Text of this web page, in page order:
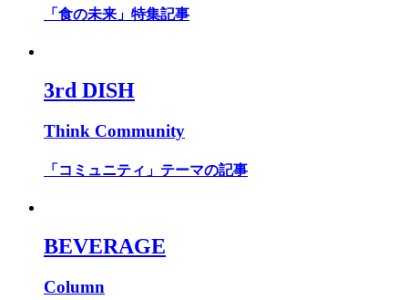
「食の未来」特集記事
3rd DISH
Think Community
「コミュニティ」テーマの記事
BEVERAGE
Column